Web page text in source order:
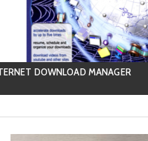
DOWNLOAD MANAGER